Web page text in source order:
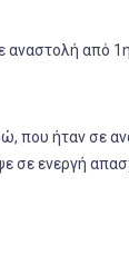
αναστολή
που ήταν σε
σε ενεργή